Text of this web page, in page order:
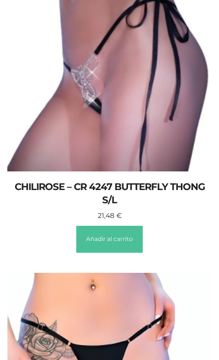
CHILIROSE – CR 4247 BUTTERFLY THONG
S/L
21,48 €
Añadir al carrito